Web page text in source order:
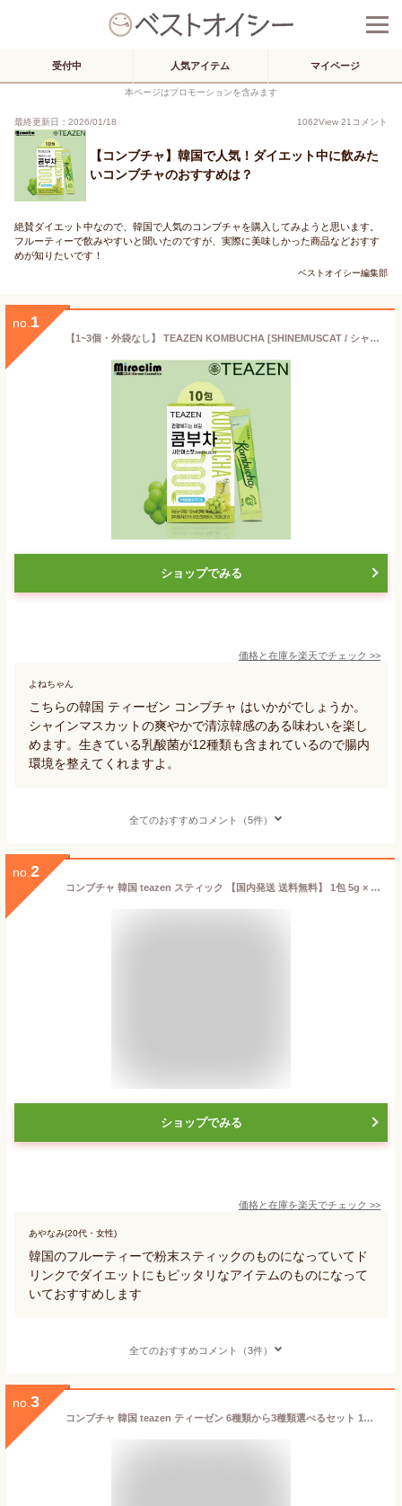
受付中 人気アイテム マイページ
本ページはプロモーションを含みます
最終更新日：2026/01/18 1062View 21 コメント
【コンブチャ】韓国で人気！ダイエット中に飲みた
いコンブチャのおすすめは？
絶賛ダイエット中なので、韓国で人気のコンブチャを購入してみようと思います。
フルーティーで飲みやすいと聞いたのですが、実際に美味しかった商品などおすす
めが知りたいです！
ベストオイシー編集部
no. 1
【1~3個・外袋なし】 TEAZEN KOMBUCHA [SHINEMUSCAT / シャインマスカット] 10包入り【正規品】 ティーゼン コンブチャ お茶 韓国食品 健康飲料 茶 韓国茶 韓国ドリンク 健康ドリンク 健康茶 プチギフト ダイエット紅茶
ショップでみる
価格と在庫を楽天でチェック >>
よねちゃん
こちらの韓国 ティーゼン コンブチャ はいかがでしょうか。
シャインマスカットの爽やかで清涼韓感のある味わいを楽し
めます。生きている乳酸菌が12種類も含まれているので腸内
環境を整えてくれますよ。
全てのおすすめコメント（5件）
no. 2
コンブチャ 韓国 teazen スティック 【国内発送 送料無料】 1包 5g × 10包セット フルーツ味 韓国 コンブ茶 ティーゼン (レモン・柚子・ピーチ・ラズベリー・マスカット・ジンジャーレモン) 発酵飲料 韓国食品 健康飲料 韓国茶 韓国ドリンク 健康茶 ダイエット紅茶 美容
ショップでみる
価格と在庫を楽天でチェック >>
あやなみ(20代・女性)
韓国のフルーティーで粉末スティックのものになっていてド
リンクでダイエットにもピッタリなアイテムのものになって
いておすすめします
全てのおすすめコメント（3件）
no. 3
コンブチャ 韓国 teazen ティーゼン 6種類から3種類選べるセット 1包 5g × 10包セット コンブ茶 TEAZEN ( レモン ラズベリー マスカット ハイボール ) 発酵飲料 コンブチャ 韓国食品 健康飲料 韓国茶 韓国ドリンク 健康茶 ダイエット紅茶 スティック